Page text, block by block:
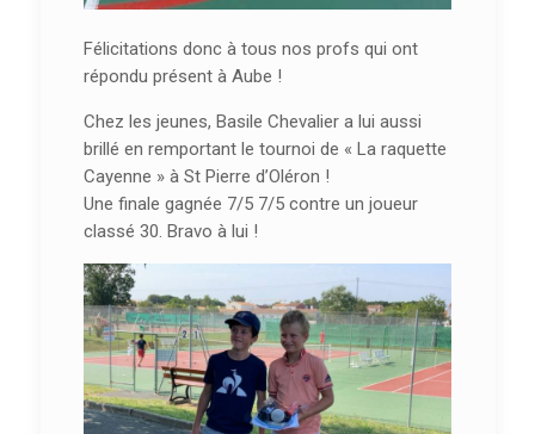
Félicitations donc à tous nos profs qui ont
répondu présent à Aube !
Chez les jeunes, Basile Chevalier a lui aussi
brillé en remportant le tournoi de « La raquette
Cayenne » à St Pierre d’Oléron !
Une finale gagnée 7/5 7/5 contre un joueur
classé 30. Bravo à lui !